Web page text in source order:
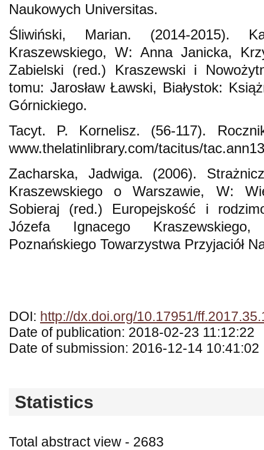
Naukowych Universitas.
Śliwiński, Marian. (2014-2015).
Kraszewskiego, W: Anna Janicka,
Zabielski (red.) Kraszewski i
tomu: Jarosław Ławski, Białystok:
Górnickiego.
Tacyt. P. Kornelisz. (56-117).
www.thelatinlibrary.com/tacitus/
Zacharska, Jadwiga. (2006).
Kraszewskiego o Warszawie, W:
Sobieraj (red.) Europejskość i
Józefa Ignacego
Poznańskiego Towarzystwa Przyjaciół
DOI: http://dx.doi.org/10.17951/
Date of publication: 2018-02-23 11:12:22
Date of submission: 2016-12-14 10:41:02
Statistics
Total abstract view - 2683